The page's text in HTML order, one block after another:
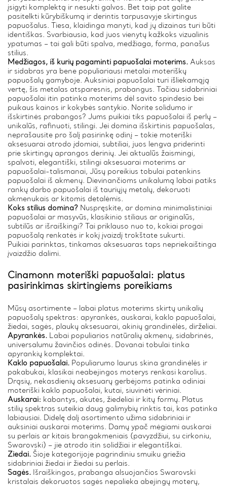
įsigyti komplektą ir nesukti galvos. Bet taip pat galite
pasitelkti kūrybiškumą ir derintis tarpusavyje skirtingus
papuošalus. Tiesa, klaidinga manyti, kad jų dizainas turi būti
identiškas. Svarbiausia, kad juos vienytų kažkoks vizualinis
ypatumas – tai gali būti spalva, medžiaga, forma, panašus
stilius.
Medžiagos, iš kurių pagaminti papuošalai moterims. Auksas
ir sidabras yra bene populiariausi metalai moteriškų
papuošalų gamyboje. Auksiniai papuošalai turi išliekamąją
vertę, šis metalas atsparesnis, prabangus. Tačiau sidabriniai
papuošalai itin patinka moterims dėl savito spindesio bei
puikaus kainos ir kokybės santykio. Norite solidumo ir
išskirtinės prabangos? Jums puikiai tiks papuošalai iš perlų –
unikalūs, rafinuoti, stilingi. Jei domina išskirtinis papuošalas,
neprašausite pro šalį pasirinkę odinį – tokie moteriški
aksesuarai atrodo įdomiai, subtiliai, juos lengva priderinti
prie skirtingų aprangos derinių. Jei aktualūs žaismingi,
spalvoti, elegantiški, stilingi aksesuarai moterims ar
papuošalai-talismanai, Jūsų poreikius tobulai patenkins
papuošalai iš akmenų. Dievinančioms unikalumą labai patiks
rankų darbo papuošalai iš tauriųjų metalų, dekoruoti
akmenukais ar kitomis detalėmis.
Koks stilius domina? Nuspręskite, ar domina minimalistiniai
papuošalai ar masyvūs, klasikinio stiliaus ar originalūs,
subtilūs ar išraiškingi? Tai priklauso nuo to, kokiai progai
papuošalą renkatės ir kokį įvaizdį trokštate sukurti.
Puikiai parinktas, tinkamas aksesuaras taps nepriekaištinga
įvaizdžio dalimi.
Cinamonn moteriški papuošalai: platus
pasirinkimas skirtingiems poreikiams
Mūsų asortimente – labai platus moterims skirtų unikalių
papuošalų spektras: apyrankės, auskarai, kaklo papuošalai,
žiedai, sagės, plaukų aksesuarai, akinių grandinėlės, dirželiai.
Apyrankės. Labai populiarios natūralių akmenų, sidabrinės,
universalumu žavinčios odinės. Dovanai tobulai tinka
apyrankių komplektai.
Kaklo papuošalai. Populiarumo laurus skina grandinėlės ir
pakabukai, klasikai neabejingos moterys renkasi karolius.
Drąsių, nekasdienių aksesuarų gerbėjoms patinka odiniai
moteriški kaklo papuošalai, kutai, siuvinėti vėriniai.
Auskarai: kabantys, akutės, žiedeliai ir kitų formų. Platus
stilių spektras suteikia daug galimybių rinktis tai, kas patinka
labiausiai. Didelę dalį asortimento užima sidabriniai ir
auksiniai auskarai moterims. Damų ypač mėgiami auskarai
su perlais ar kitais brangakmeniais (pavyzdžiui, su cirkoniu,
Swarovski) – jie atrodo itin solidžiai ir elegantiškai.
Žiedai. Šioje kategorijoje pagrindiniu smuiku griežia
sidabriniai žiedai ir žiedai su perlais.
Sagės. Išraiškingos, prabanga alsuojančios Swarovski
kristalais dekoruotos sagės nepalieka abejingų moterų,